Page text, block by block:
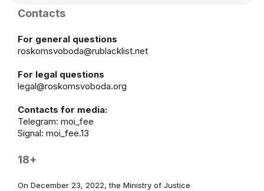
Contacts
For general questions
roskomsvoboda@rublacklist.net
For legal questions
legal@roskomsvoboda.org
Contacts for media:
Telegram: moi_fee
Signal: moi_fee.13
18+
On December 23, 2022, the Ministry of Justice